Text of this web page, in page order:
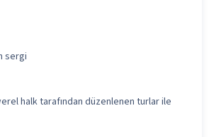
sergi
halk tarafından düzenlenen turlar ile